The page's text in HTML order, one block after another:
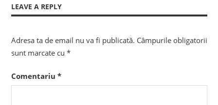
LEAVE A REPLY
Adresa ta de email nu va fi publicată. Câmpurile obligatorii
sunt marcate cu *
Comentariu *